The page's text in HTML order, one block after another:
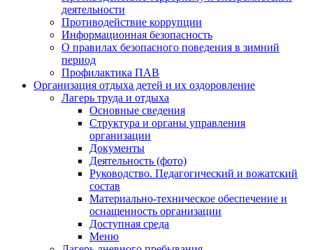
деятельности
Противодействие коррупции
Информационная безопасность
О правилах безопасного поведения в зимний
период
Профилактика ПАВ
Организация отдыха детей и их оздоровление
Лагерь труда и отдыха
Основные сведения
Структура и органы управления
организации
Документы
Деятельность (фото)
Руководство. Педагогический и вожатский
состав
Материально-техническое обеспечение и
оснащенность организации
Доступная среда
Меню